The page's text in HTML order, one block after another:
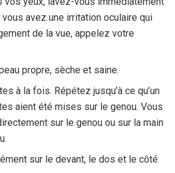
vous avez une irritation oculaire qui
de la vue, appelez votre
propre, sèche et saine.
à la fois. Répétez jusqu’à ce qu’un
aient été mises sur le genou. Vous
sur le genou ou sur la main
sur le devant, le dos et le côté